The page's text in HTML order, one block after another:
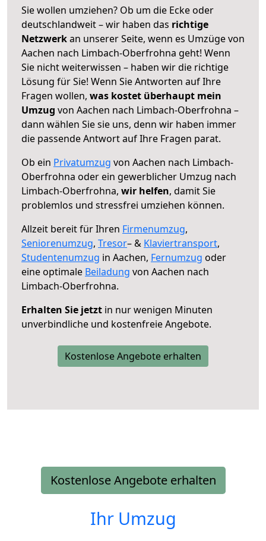
Sie wollen umziehen? Ob um die Ecke oder
deutschlandweit – wir haben das richtige
Netzwerkan unserer Seite, wenn es Umzüge von
Aachen nach Limbach-Oberfrohna geht! Wenn
Sie nicht weiterwissen – haben wir die richtige
Lösung für Sie! Wenn Sie Antworten auf Ihre
Fragen wollen, was kostet überhaupt mein
Umzug von Aachen nach Limbach-Oberfrohna –
dann wählen Sie sie uns, denn wir haben immer
die passende Antwort auf Ihre Fragen parat.
Ob ein Privatumzug von Aachen nach Limbach-
Oberfrohna oder ein gewerblicher Umzug nach
Limbach-Oberfrohna, wir helfen, damit Sie
problemlos und stressfrei umziehen können.
Allzeit bereit für Ihren Firmenumzug,
Seniorenumzug, Tresor– & Klaviertransport,
Studentenumzug in Aachen, Fernumzug oder
eine optimale Beiladung von Aachen nach
Limbach-Oberfrohna.
Erhalten Sie jetzt in nur wenigen Minuten
unverbindliche und kostenfreie Angebote.
Kostenlose Angebote erhalten
Kostenlose Angebote erhalten
Ihr Umzug